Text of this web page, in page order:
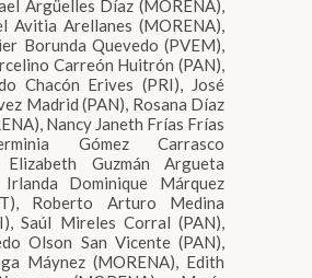
Argüelles Díaz (MORENA),
Avitia Arellanes (MORENA),
Borunda Quevedo (PVEM),
Carreón Huitrón (PAN),
Chacón Erives (PRI), José
Madrid (PAN), Rosana Díaz
Nancy Janeth Frías Frías
Gómez Carrasco
Elizabeth Guzmán Argueta
Irlanda Dominique Márquez
Roberto Arturo Medina
Saúl Mireles Corral (PAN),
Olson San Vicente (PAN),
Máynez (MORENA), Edith